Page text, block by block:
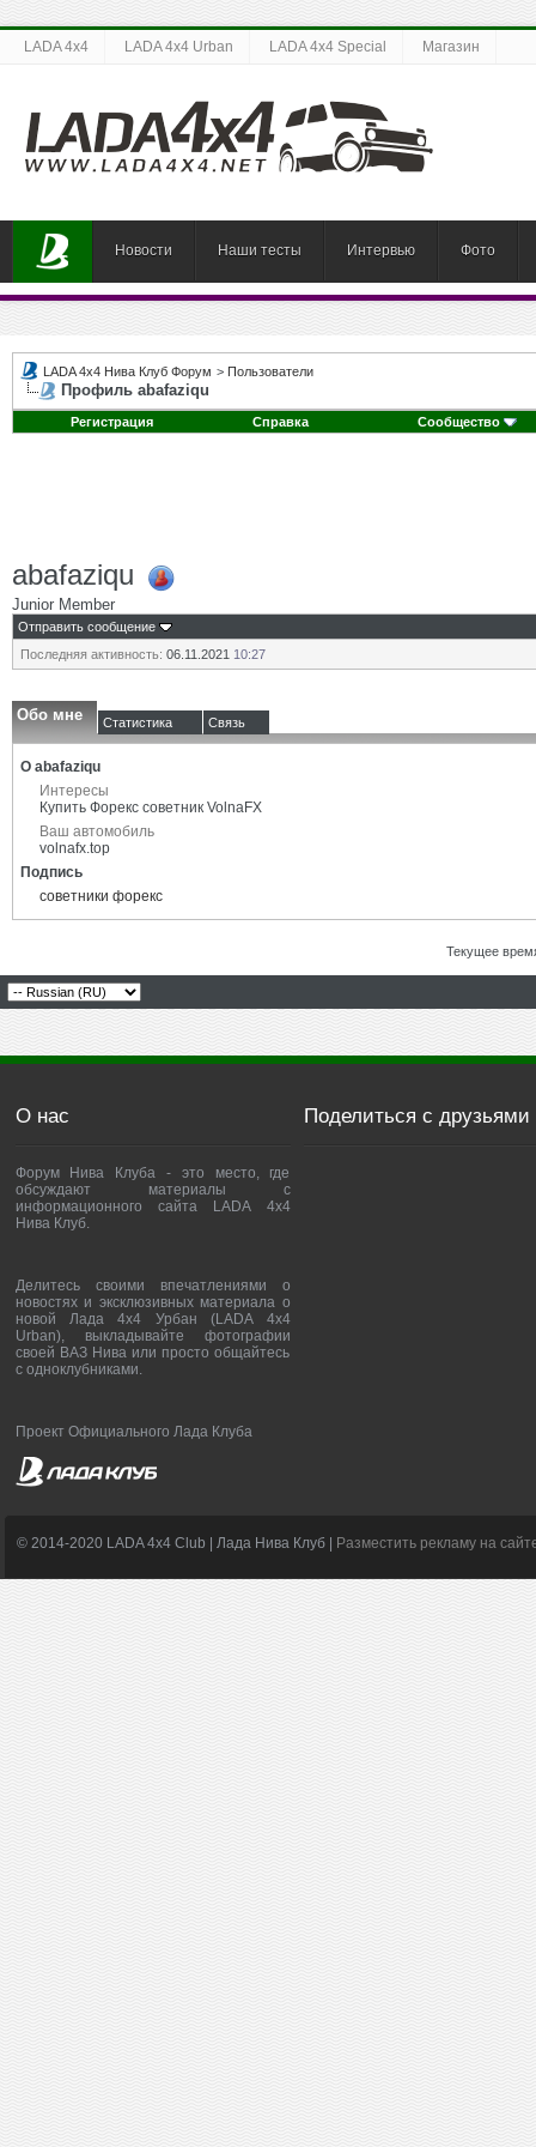
LADA 4x4 LADA 4x4 Urban LADA 4x4 Special Магазин
Новости Наши тесты Интервью Фото
LADA 4x4 Нива Клуб Форум > Пользователи
Профиль abafaziqu
Регистрация Справка Сообщество
abafaziqu
Junior Member
Отправить сообщение
Последняя активность: 06.11.2021 10:27
Обо мне Статистика Связь
О abafaziqu
Интересы
Купить Форекс советник VolnaFX
Ваш автомобиль
volnafx.top
Подпись
советники форекс
Текущее
О нас
Форум Нива Клуба - это место, где
обсуждают материалы с
информационного сайта LADA 4x4
Нива Клуб.
Делитесь своими впечатлениями о
новостях и эксклюзивных материала о
новой Лада 4х4 Урбан (LADA 4x4
Urban), выкладывайте фотографии
своей ВАЗ Нива или просто общайтесь
с одноклубниками.
Проект Официального Лада Клуба
Поделиться с друзьями
© 2014-2020 LADA 4x4 Club | Лада Нива Клуб | Разместить рекламу на